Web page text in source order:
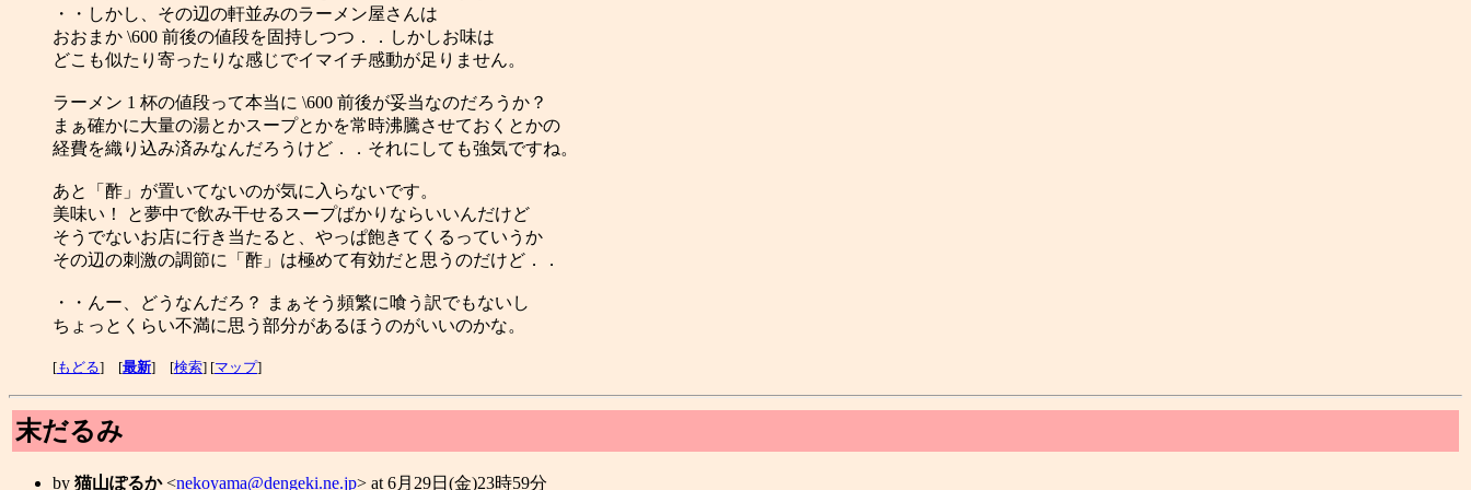
・・しかし、その辺の軒並みのラーメン屋さんは
おおまか \600 前後の値段を固持しつつ．．しかしお味は
どこも似たり寄ったりな感じでイマイチ感動が足りません。
ラーメン 1 杯の値段って本当に \600 前後が妥当なのだろうか？
まぁ確かに大量の湯とかスープとかを常時沸騰させておくとかの
経費を織り込み済みなんだろうけど．．それにしても強気ですね。
あと「酢」が置いてないのが気に入らないです。
美味い！ と夢中で飲み干せるスープばかりならいいんだけど
そうでないお店に行き当たると、やっぱ飽きてくるっていうか
その辺の刺激の調節に「酢」は極めて有効だと思うのだけど．．
・・んー、どうなんだろ？ まぁそう頻繁に喰う訳でもないし
ちょっとくらい不満に思う部分があるほうのがいいのかな。
[もどる] [最新] [検索] [マップ]
末だるみ
by 猫山ぽるか<nekoyama@dengeki.ne.jp> at 6月29日(金)23時59分